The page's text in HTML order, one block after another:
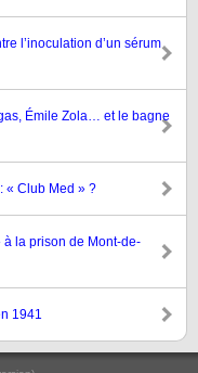
l’inoculation d’un sérum
Émile Zola… et le bagne
« Club Med » ?
la prison de Mont-de-
1941